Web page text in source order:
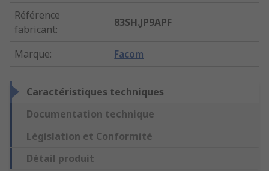
Référence
fabricant:
83SH.JP9APF
Marque: Facom
Caractéristiques techniques
Documentation technique
Législation et Conformité
Détail produit